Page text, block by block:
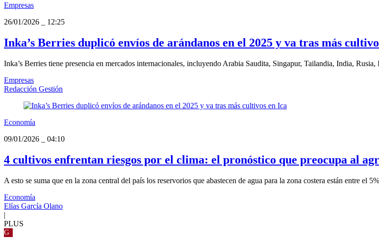
Empresas
26/01/2026
12:25
Inka’s Berries duplicó envíos de arándanos en el 2025 y va tras más
Inka’s Berries tiene presencia en mercados internacionales, incluyendo Arabia Saudita, Singapur, Tailandia, India, Rusia,
Empresas
Redacción Gestión
Economía
09/01/2026
04:10
4 cultivos enfrentan riesgos por el clima: el pronóstico que preocupa al
A esto se suma que en la zona central del país los reservorios que abastecen de agua para la zona costera están entre el
Economía
Elías García Olano
|
PLUS
G